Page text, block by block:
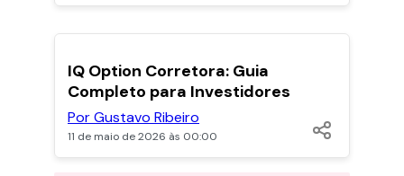
POPULARES
IQ Option Corretora: Guia
Completo para Investidores
Por Gustavo Ribeiro
11 de maio de 2026 às 00:00